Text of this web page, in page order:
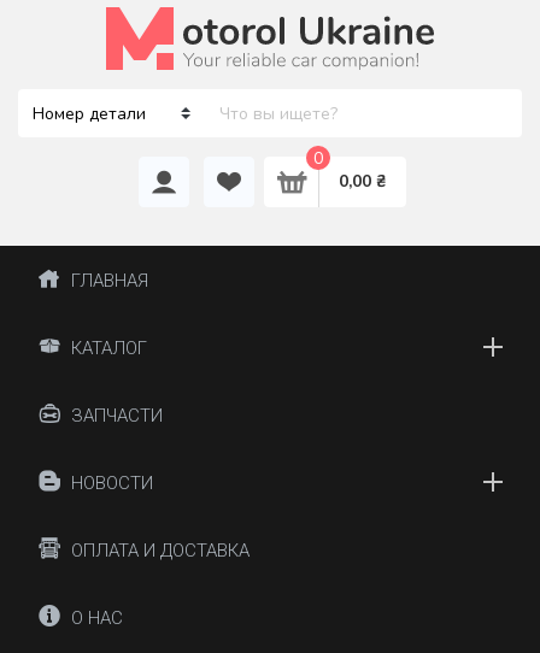
0,00 ₴
0
ГЛАВНАЯ
КАТАЛОГ
ЗАПЧАСТИ
НОВОСТИ
ОПЛАТА И ДОСТАВКА
О НАС